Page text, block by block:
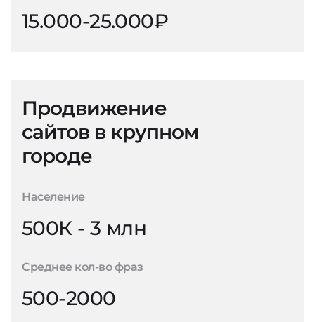
15.000-25.000₽
Продвижение
сайтов в крупном
городе
Население
500К - 3 млн
Среднее кол-во фраз
500-2000